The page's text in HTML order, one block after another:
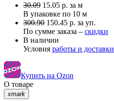
30.09 15.05 р. за м
В упаковке по 10 м
300.90 150.45 р. за уп.
По сумме заказа – скидки
В наличии
Условия работы и доставки
Купить на Ozon
О товаре
xmark